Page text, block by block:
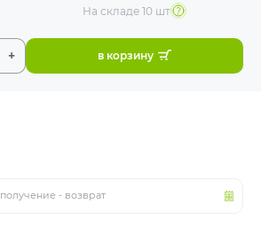
получение - возврат
+
На складе10 шт
в корзину